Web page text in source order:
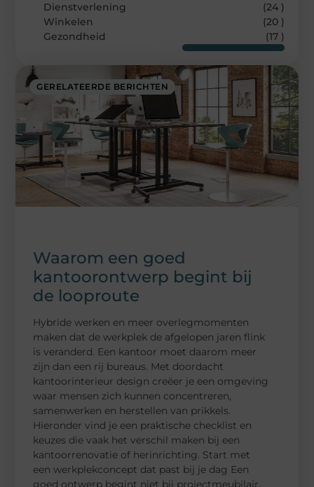
GERELATEERDE BERICHTEN
Waarom een goed
kantoorontwerp begint bij
de looproute
Hybride werken en meer overlegmomenten
maken dat de werkplek de afgelopen jaren flink
is veranderd. Een kantoor moet daarom meer
zijn dan een rij bureaus. Met doordacht
kantoorinterieur design creëer je een omgeving
waar mensen zich kunnen concentreren,
samenwerken en herstellen van prikkels.
Hieronder vind je een praktische checklist en
keuzes die vaak het verschil maken bij een
kantoorrenovatie of herinrichting. Start met
een werkplekconcept dat past bij je dag Een
goed ontwerp begint niet bij projectmeubilair,
Dienstverlening
(24 )
Winkelen
(20 )
Gezondheid
(17 )